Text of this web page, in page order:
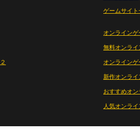
ゲームサイト
オンラインゲ
無料オンライ
オンライン
新作オンライ
おすすめオ
人気オンラ